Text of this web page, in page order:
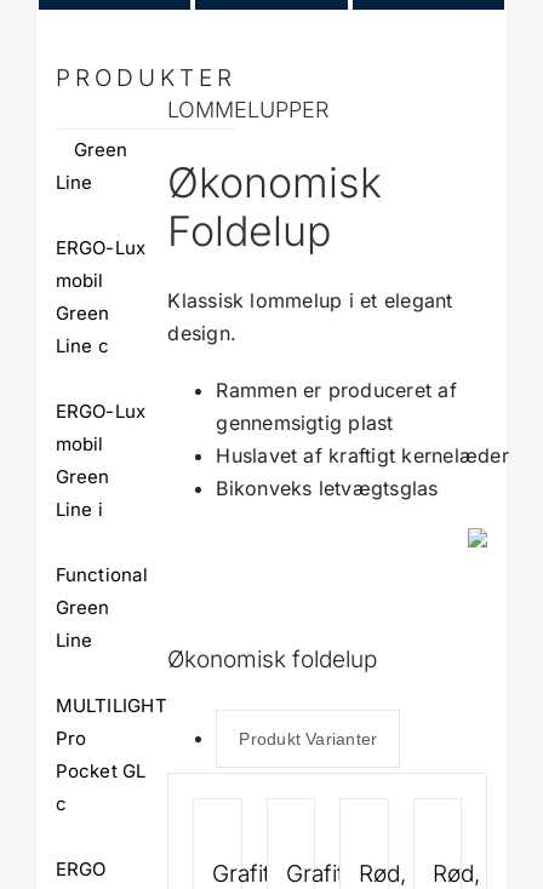
PRODUKTER
Green
Line
ERGO-Lux
mobil
Green
Line c
ERGO-Lux
mobil
Green
Line i
Functional
Green
Line
MULTILIGHT
Pro
Pocket GL
c
ERGO
LOMMELUPPER
Økonomisk
Foldelup
Klassisk lommelup i et elegant
design.
Rammen er produceret af
gennemsigtig plast
Huslavet af kraftigt kernelæder
Bikonveks letvægtsglas
Økonomisk foldelup
Produkt Varianter
Grafit
Grafit
Rød,
Rød,